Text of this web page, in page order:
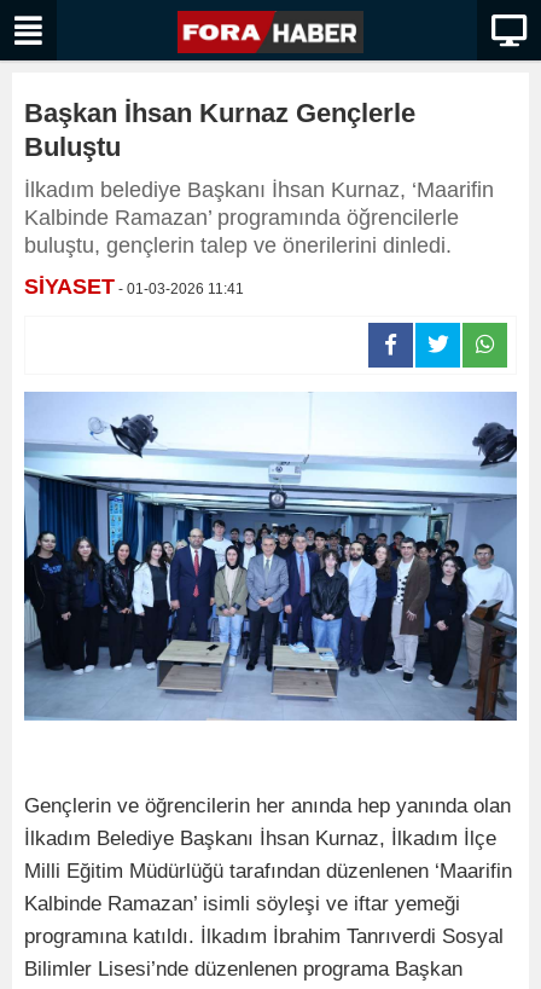
Başkan İhsan Kurnaz Gençlerle
Buluştu
İlkadım belediye Başkanı İhsan Kurnaz, ‘Maarifin
Kalbinde Ramazan’ programında öğrencilerle
buluştu, gençlerin talep ve önerilerini dinledi.
SİYASET - 01-03-2026 11:41
Gençlerin ve öğrencilerin her anında hep yanında olan
İlkadım Belediye Başkanı İhsan Kurnaz, İlkadım İlçe
Milli Eğitim Müdürlüğü tarafından düzenlenen ‘Maarifin
Kalbinde Ramazan’ isimli söyleşi ve iftar yemeği
programına katıldı. İlkadım İbrahim Tanrıverdi Sosyal
Bilimler Lisesi’nde düzenlenen programa Başkan